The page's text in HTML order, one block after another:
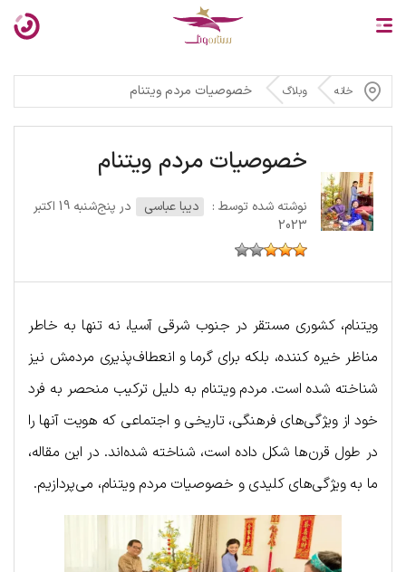
خانه وبلاگ خصوصیات مردم ویتنام
خصوصیات مردم ویتنام
نوشته شده توسط : دیبا عباسی
در پنج‌شنبه 19 اکتبر
2023
ویتنام، کشوری مستقر در جنوب شرقی آسیا، نه تنها به خاطر
مناظر خیره کننده، بلکه برای گرما و انعطاف‌پذیری مردمش نیز
شناخته شده است. مردم ویتنام به دلیل ترکیب منحصر به فرد
خود از ویژگی‌های فرهنگی، تاریخی و اجتماعی که هویت آنها را
در طول قرن‌ها شکل داده است، شناخته شده‌اند. در این مقاله،
ما به ویژگی‌های کلیدی و خصوصیات مردم ویتنام، می‌پردازیم.